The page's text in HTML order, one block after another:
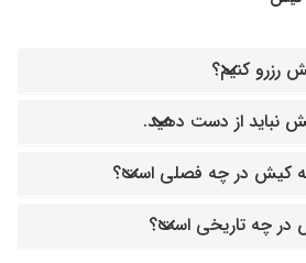
رزرو کنیم؟
نباید از دست دهید.
به کیش در چه فصلی است؟
در چه تاریخی است؟